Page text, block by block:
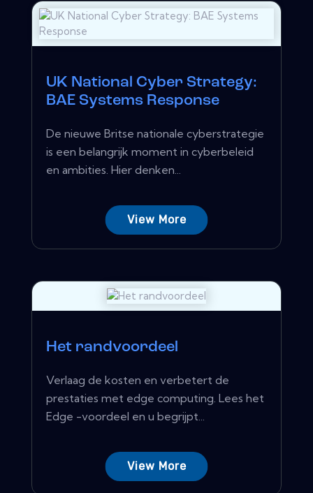
UK National Cyber ​​Strategy:
BAE Systems Response
De nieuwe Britse nationale cyberstrategie
is een belangrijk moment in cyberbeleid
en ambities. Hier denken...
View More
Het randvoordeel
Verlaag de kosten en verbetert de
prestaties met edge computing. Lees het
Edge -voordeel en u begrijpt...
View More